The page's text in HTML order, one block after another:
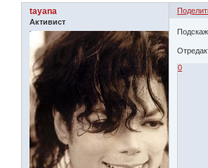
tayana
Активист
0